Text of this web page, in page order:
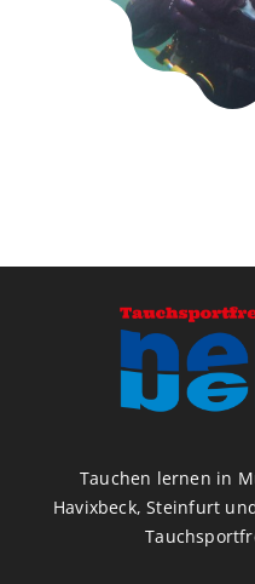
Tauchen lernen in
Havixbeck, Steinfurt